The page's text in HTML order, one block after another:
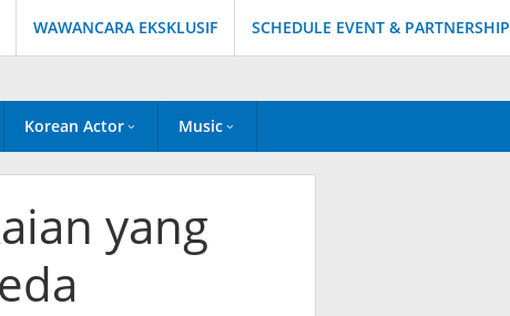
WAWANCARA EKSKLUSIF SCHEDULE EVENT & PARTNERSHIP
Korean Actor Music
yang